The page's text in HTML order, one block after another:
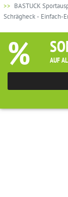
BASTUCK
Schrägheck - Einfach-
% AUF